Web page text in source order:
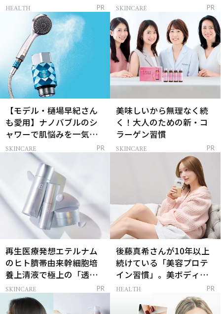
レイを連れてくる！
HEALTH PR ンケア」
SKINCARE PR
【モデル・樋場早紀さん
も愛用】ナノバブルのシ
ャワーで肌悩みを一気に
解決
SKINCARE PR
美味しいから無理なく続
く！大人のための新・コ
ラーゲン習慣
SKINCARE PR
再生医療発想エテルナム
のヒト臍帯由来幹細胞培
養上清液で極上の「透明
感ハリ肌」へ
SKINCARE PR
後藤真希さんが10年以上
続けている「美容プロテ
イン習慣」。美ボディを
支える朝ルーティンと
HEALTH PR